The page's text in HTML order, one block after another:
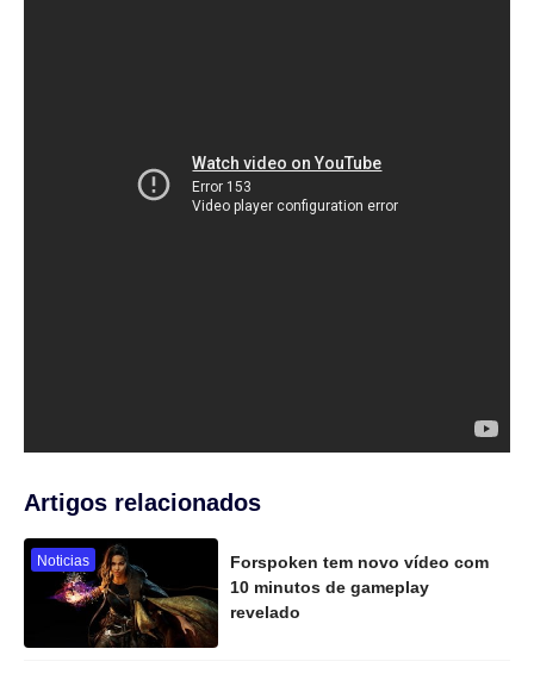
Artigos relacionados
Noticias
Forspoken tem novo vídeo com
10 minutos de gameplay
revelado